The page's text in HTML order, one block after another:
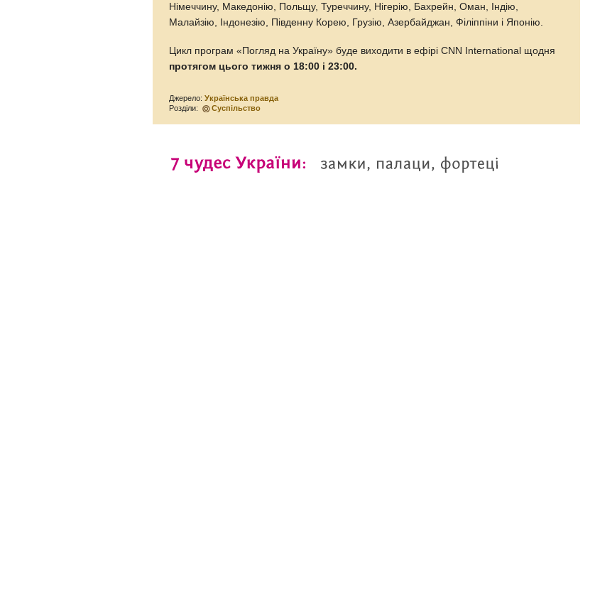
Німеччину, Македонію, Польщу, Туреччину, Нігерію, Бахрейн, Оман, Індію,
Малайзію, Індонезію, Південну Корею, Грузію, Азербайджан, Філіппіни і Японію.
Цикл програм «Погляд на Україну» буде виходити в ефірі CNN International щодня
протягом цього тижня о 18:00 і 23:00.
Джерело:Українська правда
Розділи:
Суспільство